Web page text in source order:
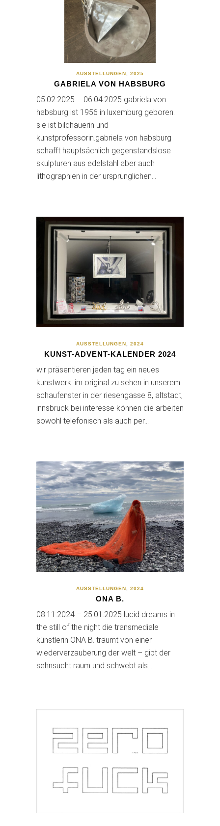
AUSSTELLUNGEN 2025
GABRIELA VON HABSBURG
05.02.2025 – 06.04.2025 gabriela von
habsburg ist 1956 in luxemburg geboren.
sie ist bildhauerin und
kunstprofessorin.gabriela von habsburg
schafft hauptsächlich gegenstandslose
skulpturen aus edelstahl aber auch
lithographien in der ursprünglichen…
AUSSTELLUNGEN 2024
KUNST-ADVENT-KALENDER 2024
wir präsentieren jeden tag ein neues
kunstwerk. im original zu sehen in unserem
schaufenster in der riesengasse 8, altstadt,
innsbruck bei interesse können die arbeiten
sowohl telefonisch als auch per…
AUSSTELLUNGEN 2024
ONA B.
08.11.2024 – 25.01.2025 lucid dreams in
the still of the night die transmediale
künstlerin ONA B. träumt von einer
wiederverzauberung der welt – gibt der
sehnsucht raum und schwebt als…